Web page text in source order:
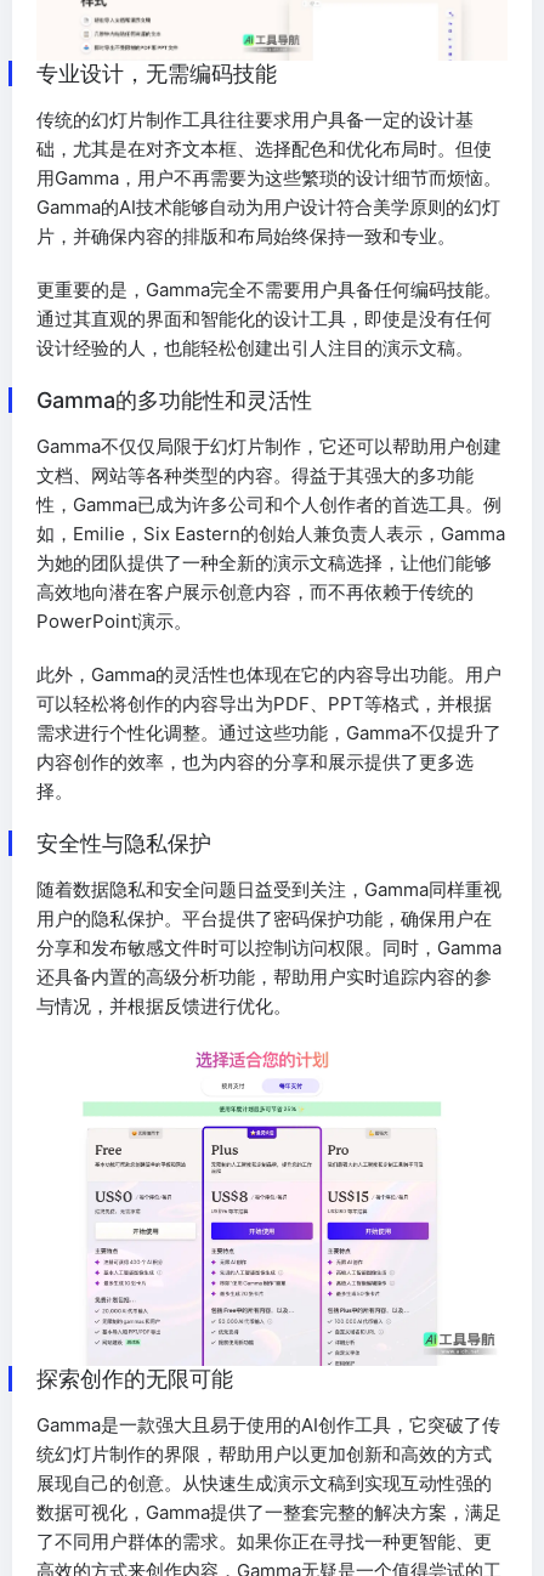
专业设计，无需编码技能
传统的幻灯片制作工具往往要求用户具备一定的设计基
础，尤其是在对齐文本框、选择配色和优化布局时。但使
用Gamma，用户不再需要为这些繁琐的设计细节而烦恼。
Gamma的AI技术能够自动为用户设计符合美学原则的幻灯
片，并确保内容的排版和布局始终保持一致和专业。
更重要的是，Gamma完全不需要用户具备任何编码技能。
通过其直观的界面和智能化的设计工具，即使是没有任何
设计经验的人，也能轻松创建出引人注目的演示文稿。
Gamma的多功能性和灵活性
Gamma不仅仅局限于幻灯片制作，它还可以帮助用户创建
文档、网站等各种类型的内容。得益于其强大的多功能
性，Gamma已成为许多公司和个人创作者的首选工具。例
如，Emilie，Six Eastern的创始人兼负责人表示，Gamma
为她的团队提供了一种全新的演示文稿选择，让他们能够
高效地向潜在客户展示创意内容，而不再依赖于传统的
PowerPoint演示。
此外，Gamma的灵活性也体现在它的内容导出功能。用户
可以轻松将创作的内容导出为PDF、PPT等格式，并根据
需求进行个性化调整。通过这些功能，Gamma不仅提升了
内容创作的效率，也为内容的分享和展示提供了更多选
择。
安全性与隐私保护
随着数据隐私和安全问题日益受到关注，Gamma同样重视
用户的隐私保护。平台提供了密码保护功能，确保用户在
分享和发布敏感文件时可以控制访问权限。同时，Gamma
还具备内置的高级分析功能，帮助用户实时追踪内容的参
与情况，并根据反馈进行优化。
探索创作的无限可能
Gamma是一款强大且易于使用的AI创作工具，它突破了传
统幻灯片制作的界限，帮助用户以更加创新和高效的方式
展现自己的创意。从快速生成演示文稿到实现互动性强的
数据可视化，Gamma提供了一整套完整的解决方案，满足
了不同用户群体的需求。如果你正在寻找一种更智能、更
高效的方式来创作内容，Gamma无疑是一个值得尝试的工